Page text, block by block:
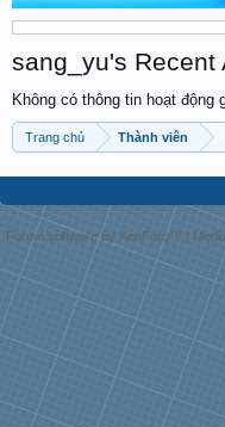
sang_yu's Recent
Không có thông tin hoạt động
Trang chủ Thành viên
Forum software by XenForo™ |